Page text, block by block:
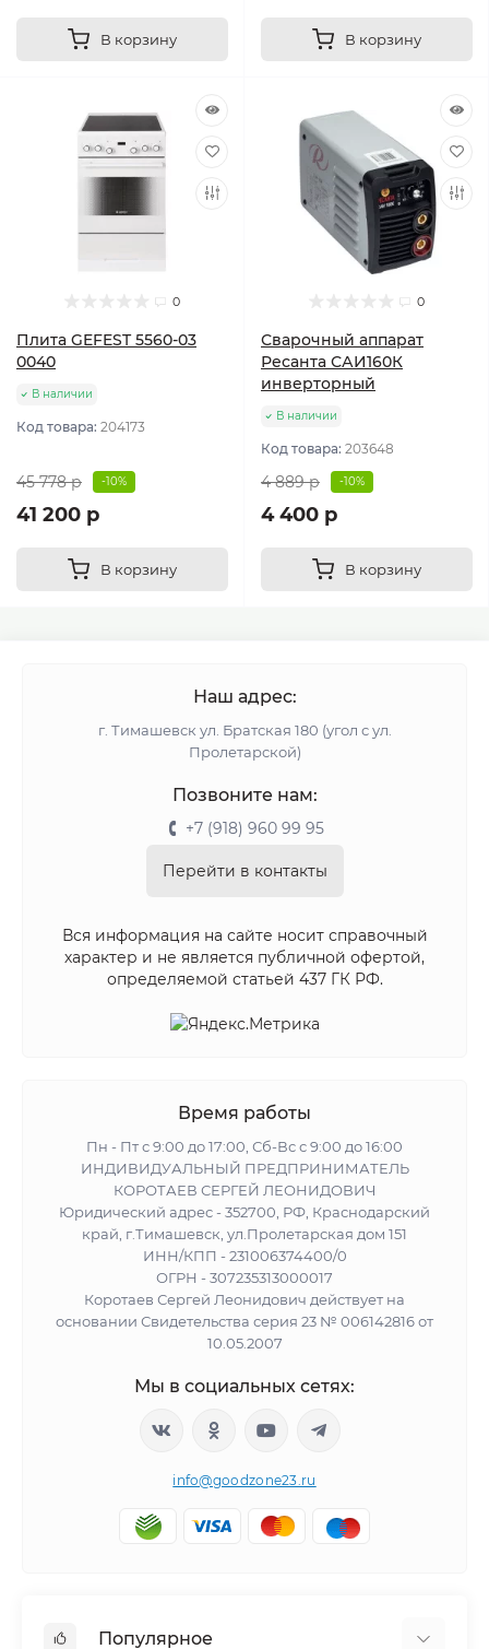
В корзину В корзину
0
Плита GEFEST 5560-03
0040
В наличии
Код товара: 204173
45 778 р -10%
41 200 р
В корзину
0
Сварочный аппарат
Ресанта САИ160К
инверторный
В наличии
Код товара: 203648
4 889 р -10%
4 400 р
В корзину
Наш адрес:
г. Тимашевск ул. Братская 180 (угол с ул.
Пролетарской)
Позвоните нам:
+7 (918) 960 99 95
Перейти в контакты
Вся информация на сайте носит справочный
характер и не является публичной офертой,
определяемой статьей 437 ГК РФ.
Время работы
Пн - Пт с 9:00 до 17:00, Сб-Вс с 9:00 до 16:00
ИНДИВИДУАЛЬНЫЙ ПРЕДПРИНИМАТЕЛЬ
КОРОТАЕВ СЕРГЕЙ ЛЕОНИДОВИЧ
Юридический адрес - 352700, РФ, Краснодарский
край, г.Тимашевск, ул.Пролетарская дом 151
ИНН/КПП - 231006374400/0
ОГРН - 307235313000017
Коротаев Сергей Леонидович действует на
основании Свидетельства серия 23 № 006142816 от
10.05.2007
Мы в социальных сетях:
info@goodzone23.ru
Популярное